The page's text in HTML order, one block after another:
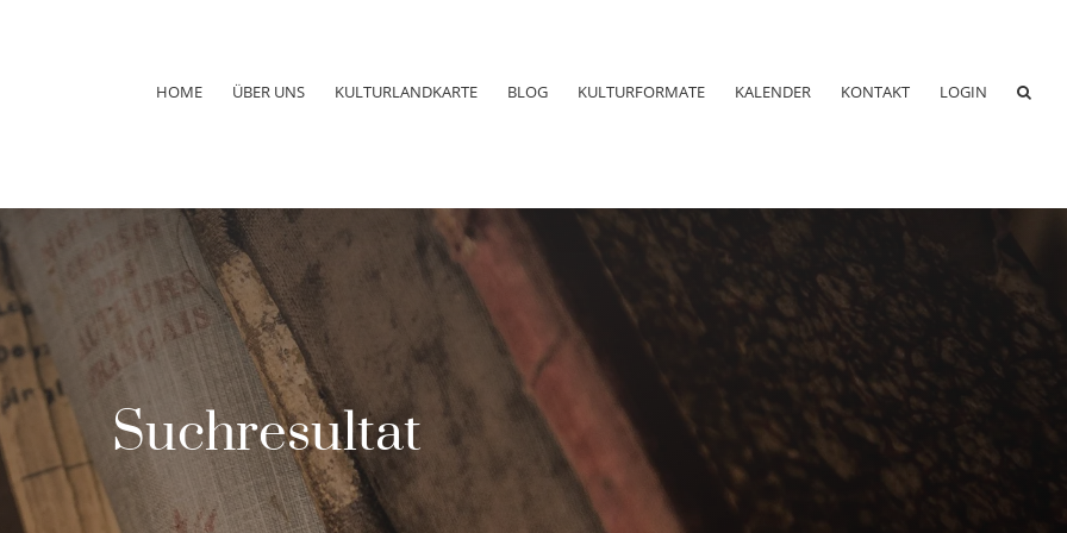
HOME ÜBER UNS KULTURLANDKARTE BLOG KULTURFORMATE KALENDER KONTAKT LOGIN
Suchresultat